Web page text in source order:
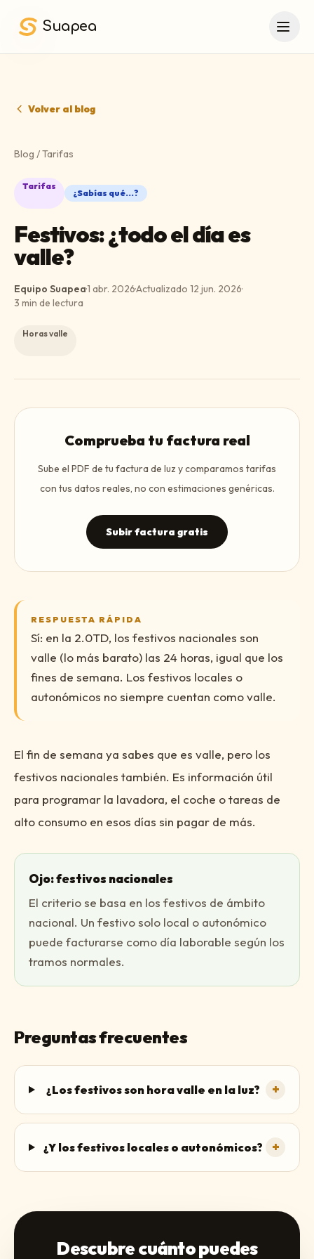
Suapea
Volver al blog
Blog /Tarifas
Tarifas
¿Sabías qué...?
Festivos: ¿todo el día es
valle?
Equipo Suapea·1 abr. 2026·Actualizado 12 jun. 2026·
3 min de lectura
Horas valle
Comprueba tu factura real
Sube el PDF de tu factura de luz y comparamos tarifas
con tus datos reales, no con estimaciones genéricas.
Subir factura gratis
RESPUESTA RÁPIDA
Sí: en la 2.0TD, los festivos nacionales son
valle (lo más barato) las 24 horas, igual que los
fines de semana. Los festivos locales o
autonómicos no siempre cuentan como valle.
El fin de semana ya sabes que es valle, pero los
festivos nacionales también. Es información útil
para programar la lavadora, el coche o tareas de
alto consumo en esos días sin pagar de más.
Ojo: festivos nacionales
El criterio se basa en los festivos de ámbito
nacional. Un festivo solo local o autonómico
puede facturarse como día laborable según los
tramos normales.
Preguntas frecuentes
¿Los festivos son hora valle en la luz? +
¿Y los festivos locales o autonómicos? +
Descubre cuánto puedes